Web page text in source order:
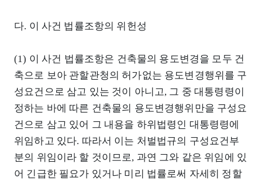
다. 이 사건 법률조항의 위헌성
(1) 이 사건 법률조항은 건축물의 용도변경을 모두 건
축으로 보아 관할관청의 허가없는 용도변경행위를 구
성요건으로 삼고 있는 것이 아니고, 그 중 대통령령이
정하는 바에 따른 건축물의 용도변경행위만을 구성요
건으로 삼고 있어 그 내용을 하위법령인 대통령령에
위임하고 있다. 따라서 이는 처벌법규의 구성요건부
분의 위임이라 할 것이므로, 과연 그와 같은 위임에 있
어 긴급한 필요가 있거나 미리 법률로써 자세히 정할